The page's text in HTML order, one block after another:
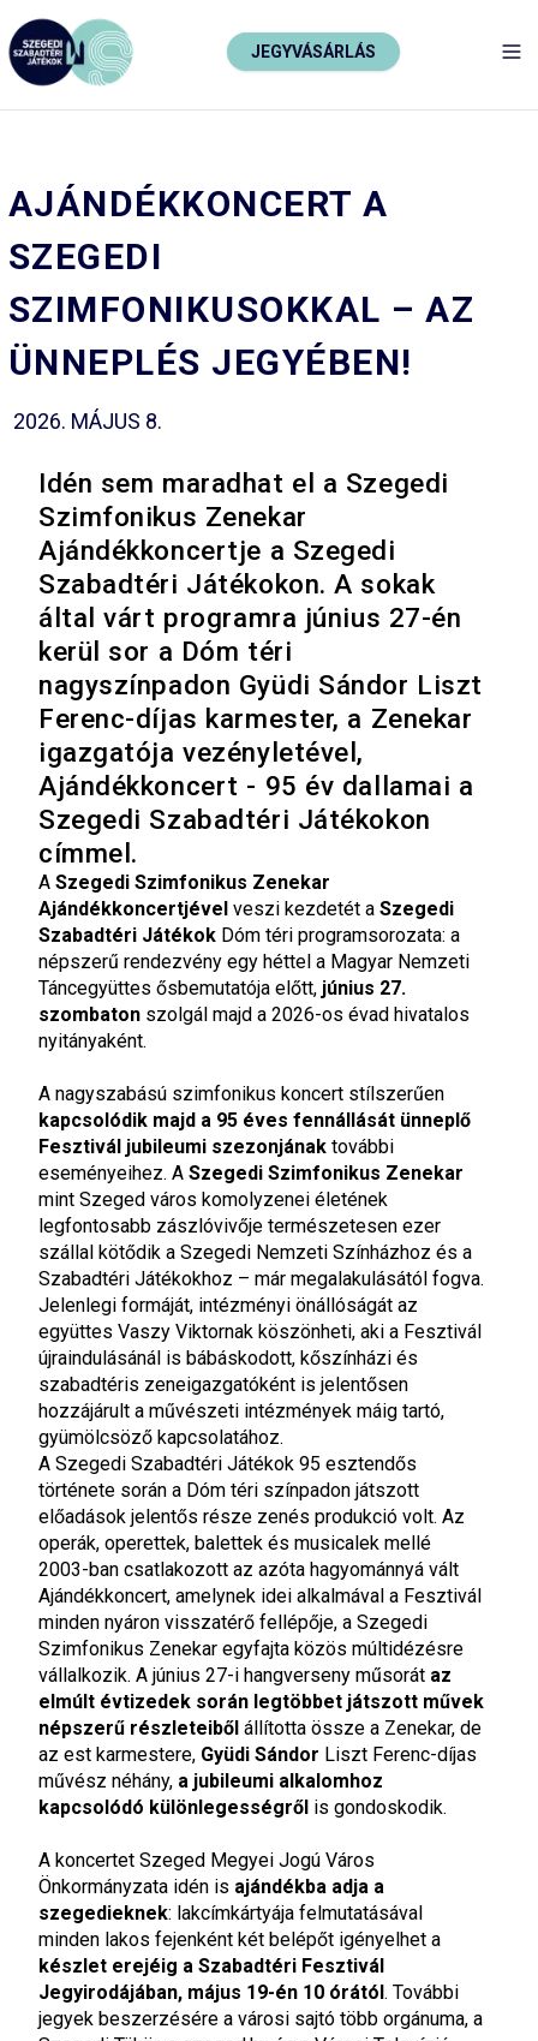
JEGYVÁSÁRLÁS
AJÁNDÉKKONCERT A
SZEGEDI
SZIMFONIKUSOKKAL – AZ
ÜNNEPLÉS JEGYÉBEN!
2026. MÁJUS 8.
Idén sem maradhat el a Szegedi
Szimfonikus Zenekar
Ajándékkoncertje a Szegedi
Szabadtéri Játékokon. A sokak
által várt programra június 27-én
kerül sor a Dóm téri
nagyszínpadon Gyüdi Sándor Liszt
Ferenc-díjas karmester, a Zenekar
igazgatója vezényletével,
Ajándékkoncert - 95 év dallamai a
Szegedi Szabadtéri Játékokon
címmel.
A Szegedi Szimfonikus Zenekar
Ajándékkoncertjével veszi kezdetét a Szegedi
Szabadtéri Játékok Dóm téri programsorozata: a
népszerű rendezvény egy héttel a Magyar Nemzeti
Táncegyüttes ősbemutatója előtt, június 27.
szombaton szolgál majd a 2026-os évad hivatalos
nyitányaként.
A nagyszabású szimfonikus koncert stílszerűen
kapcsolódik majd a 95 éves fennállását ünneplő
Fesztivál jubileumi szezonjának további
eseményeihez. A Szegedi Szimfonikus Zenekar
mint Szeged város komolyzenei életének
legfontosabb zászlóvivője természetesen ezer
szállal kötődik a Szegedi Nemzeti Színházhoz és a
Szabadtéri Játékokhoz – már megalakulásától fogva.
Jelenlegi formáját, intézményi önállóságát az
együttes Vaszy Viktornak köszönheti, aki a Fesztivál
újraindulásánál is bábáskodott, kőszínházi és
szabadtéris zeneigazgatóként is jelentősen
hozzájárult a művészeti intézmények máig tartó,
gyümölcsöző kapcsolatához.
A Szegedi Szabadtéri Játékok 95 esztendős
története során a Dóm téri színpadon játszott
előadások jelentős része zenés produkció volt. Az
operák, operettek, balettek és musicalek mellé
2003-ban csatlakozott az azóta hagyománnyá vált
Ajándékkoncert, amelynek idei alkalmával a Fesztivál
minden nyáron visszatérő fellépője, a Szegedi
Szimfonikus Zenekar egyfajta közös múltidézésre
vállalkozik. A június 27-i hangverseny műsorát az
elmúlt évtizedek során legtöbbet játszott művek
népszerű részleteiből állította össze a Zenekar, de
az est karmestere, Gyüdi Sándor Liszt Ferenc-díjas
művész néhány, a jubileumi alkalomhoz
kapcsolódó különlegességről is gondoskodik.
A koncertet Szeged Megyei Jogú Város
Önkormányzata idén is ajándékba adja a
szegedieknek: lakcímkártyája felmutatásával
minden lakos fejenként két belépőt igényelhet a
készlet erejéig a Szabadtéri Fesztivál
Jegyirodájában, május 19-én 10 órától. További
jegyek beszerzésére a városi sajtó több orgánuma, a